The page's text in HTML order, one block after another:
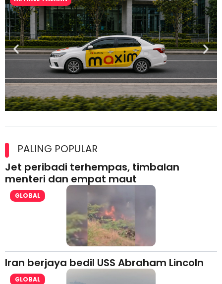
lesen separuh pertama 2026
PALING POPULAR
Jet peribadi terhempas, timbalan
menteri dan empat maut
GLOBAL
Iran berjaya bedil USS Abraham Lincoln
GLOBAL